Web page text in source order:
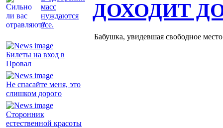
масс
нуждаются
все.
Билеты на вход в
Провал
Не спасайте меня, это
слишком дорого
Сторонник
естественной красоты
ДОХОДИТ
Бабушка, увидевшая свободное